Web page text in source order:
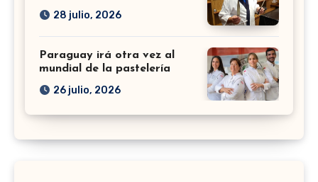
28 julio, 2026
Paraguay irá otra vez al
mundial de la pastelería
26 julio, 2026